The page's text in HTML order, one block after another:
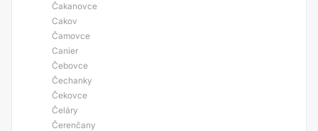
Čakanovce
Cakov
Čamovce
Canier
Čebovce
Čechanky
Čekovce
Čeláry
Čerenčany